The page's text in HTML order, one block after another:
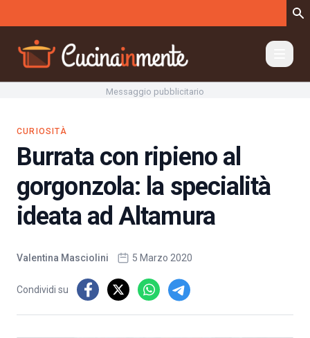
Messaggio pubblicitario
CURIOSITÀ
Burrata con ripieno al
gorgonzola: la specialità
ideata ad Altamura
Valentina Masciolini 5 Marzo 2020
Condividi su